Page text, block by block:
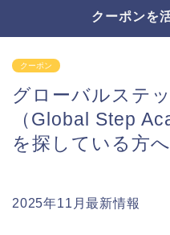
クーポンを
クーポン
グローバルステ
（Global Step
を探している方へ
2025年11月最新情報